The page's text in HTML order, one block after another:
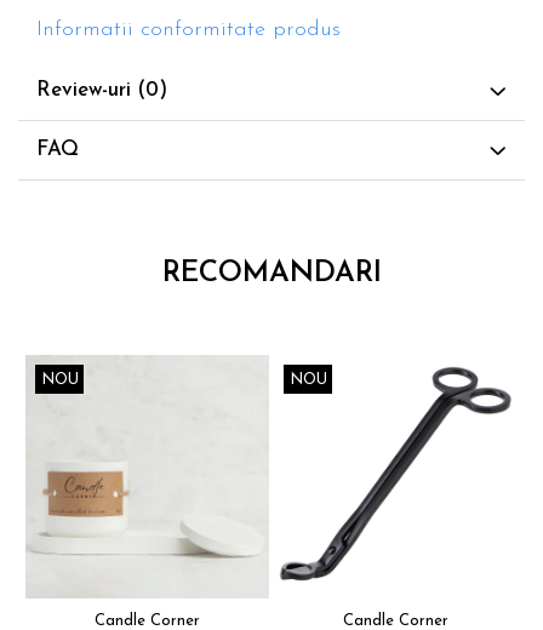
Informatii conformitate produs
Review-uri (0)
FAQ
RECOMANDARI
NOU
Candle Corner
NOU
Candle Corner